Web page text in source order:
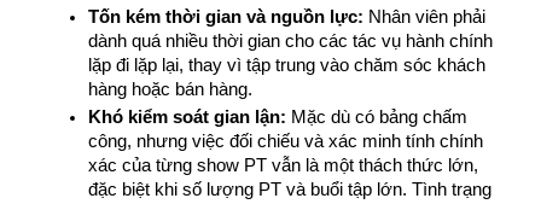
Tốn kém thời gian và nguồn lực: Nhân viên phải
dành quá nhiều thời gian cho các tác vụ hành chính
lặp đi lặp lại, thay vì tập trung vào chăm sóc khách
hàng hoặc bán hàng.
Khó kiểm soát gian lận: Mặc dù có bảng chấm
công, nhưng việc đối chiếu và xác minh tính chính
xác của từng show PT vẫn là một thách thức lớn,